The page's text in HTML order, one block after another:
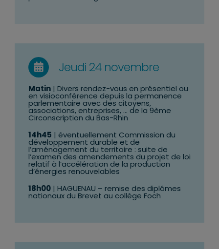
Jeudi 24 novembre
Matin| Divers rendez-vous en présentiel ou
en visioconférence depuis la permanence
parlementaire avec des citoyens,
associations, entreprises, … de la 9ème
Circonscription du Bas-Rhin
14h45 | éventuellement Commission du
développement durable et de
l’aménagement du territoire : suite de
l’examen des amendements du projet de loi
relatif à l’accélération de la production
d’énergies renouvelables
18h00| HAGUENAU – remise des diplômes
nationaux du Brevet au collège Foch